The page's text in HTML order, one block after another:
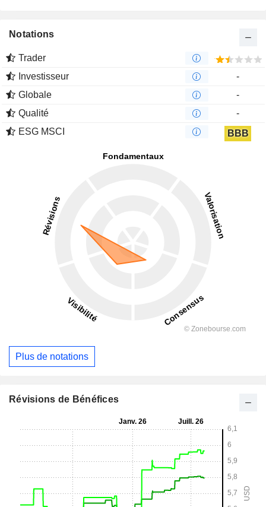
Notations
Trader
Investisseur
-
Globale
-
Qualité
-
ESG MSCI
BBB
Plus de notations
Révisions de Bénéfices